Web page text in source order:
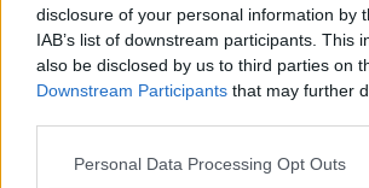
disclosure of your personal information by
IAB’s list of downstream participants. This
also be disclosed by us to third parties on
Downstream Participants that may further
Personal Data Processing Opt Outs
Secondo una prima ricostruzione due auto si
frontalmente. Tre le persone coinvolte.
Dopo l'impatto, avvenuto intorno alle 17,30,
intervenuti i sanitari del 118 che hanno